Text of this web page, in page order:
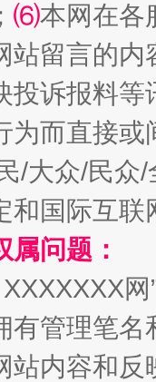
⑹本网在各
站留言的内
投诉报料
为而直接
/大众/民
和国际互
问题：
有管理笔
站内容和